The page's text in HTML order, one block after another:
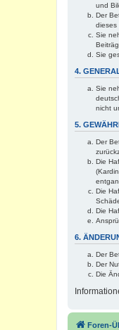
und
Der
dieses
Sie
Sie
4.
Sie
nicht
5.
Der
Die
Die
Die
6.
Der
Der
Die
Foren-